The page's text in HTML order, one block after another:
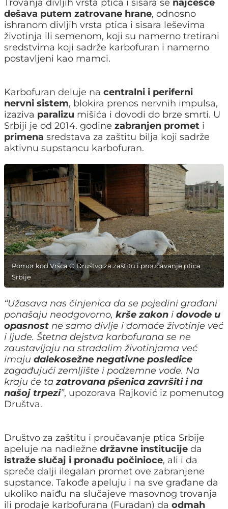
Trovanja divlјih vrsta ptica i sisara se najčešće
dešava putem zatrovane hrane, odnosno
ishranom divlјih vrsta ptica i sisara leševima
životinja ili semenom, koji su namerno tretirani
sredstvima koji sadrže karbofuran i namerno
postavlјeni kao mamci.
Karbofuran deluje na centralni i periferni
nervni sistem, blokira prenos nervnih impulsa,
izaziva paralizu mišića i dovodi do brze smrti. U
Srbiji je od 2014. godine zabranjen promet i
primena sredstava za zaštitu bilja koji sadrže
aktivnu supstancu karbofuran.
Pomor kod Vršca © Društvo za zaštitu i proučavanje ptica
Srbije
“Užasava nas činjenica da se pojedini građani
ponašaju neodgovorno, krše zakon i dovode u
opasnost ne samo divlje i domaće životinje već
i ljude. Štetna dejstva karbofurana se ne
zaustavljaju na stradalim životinjama već
imaju dalekosežne negativne posledice
zagađujući zemljište i podzemne vode. Na
kraju će tazatrovana pšenica završiti i na
našoj trpezi”, upozorava Rajković iz pomenutog
Društva.
Društvo za zaštitu i proučavanje ptica Srbije
apeluje na nadležne državne institucije da
istraže slučaj i pronađu počinioce, ali i da
spreče dalji ilegalan promet ove zabranjene
supstance. Takođe apeluju i na sve građane da
ukoliko naiđu na slučajeve masovnog trovanja
ili prodaje karbofurana (Furadan) da odmah